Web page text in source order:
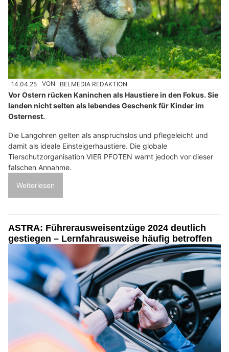
14.04.25 VON BELMEDIA REDAKTION
Vor Ostern rücken Kaninchen als Haustiere in den Fokus. Sie
landen nicht selten als lebendes Geschenk für Kinder im
Osternest.
Die Langohren gelten als anspruchslos und pflegeleicht und
damit als ideale Einsteigerhaustiere. Die globale
Tierschutzorganisation VIER PFOTEN warnt jedoch vor dieser
falschen Annahme.
Weiterlesen
ASTRA: Führerausweisentzüge 2024 deutlich
gestiegen – Lernfahrausweise häufig betroffen